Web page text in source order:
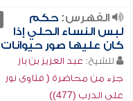
الفهرس:حكم
لبس النساء الحلي إذا
كان عليها صور حيوانات
للشيخ: عبد العزيز بن باز
جزء من محاضرة ( فتاوى نور
على الدرب (477))